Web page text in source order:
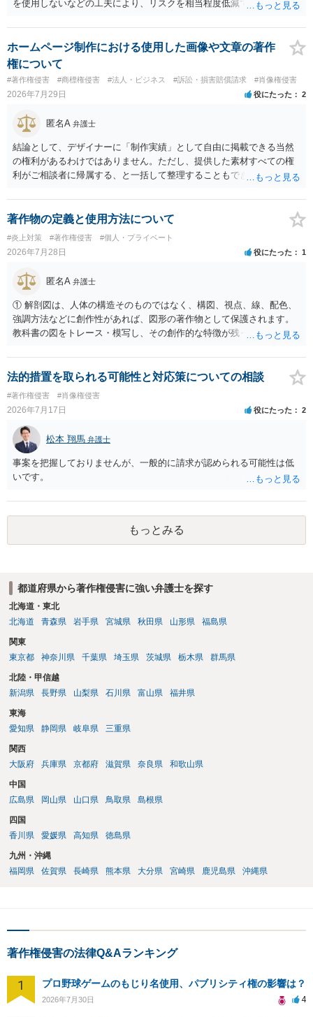
を使用しないなどの工夫により、リスクを相当程度低減できる設計に
推測できる」という点は、裁判で争われた場合に「専ら顧客吸引力の
利用を目的とする」と判断される余地を残すため、一定の注意が必要
です。 また、広告収益の有無は、侵害判断に一定の影響を与える可能
性がありますが、決定的要因ではありません。 パブリシティ権侵害の
成否は、主に「専ら顧客吸引力の利用を目的とするか」という点で判
断されます。広告収益があることは「商業的目的」を強く示す要素で
すが、それだけで直ちに侵害となるわけではありません。完全無償・
非営利であれば「表現の自由」「創作物」としての側面が強く評価さ
れる可能性があります。一方、広告収益がある場合は「商業利用」と
しての色彩が強まり、リスクが高まる可能性があります。 公開前に変
更・確認しておく事項については、公開の場でアドバイスするにも限
界があるかと思うので、資料等を持参の上、弁護士に相談されること
も一つかと存じます。
ホームページ制作における使用した画像や文章の著作
権について
#著作権侵害 #商標権侵害 #法人・ビジネス #訴訟・損害賠償請求 #肖像権侵害
2026年7月29日 役にたった 2
匿名A 弁護士
結論として、デザイナーに「制作実績」として自由に掲載できる当然
の権利があるわけではありません。ただし、提供した素材すべての権
利がご相談者に帰属する、と一括して整理することもできません。 ご
身が著作権者です。 他方、ブランド名、文字主体のロゴ、商品情報、
短いキャッチコピー、販売コンセプトなどは、通常、著作物には当た
りません。ただし、ロゴに独自の図形やイラスト等が含まれる場合に
は、その表現部分が著作物となる可能性があります。 また、人物写真
の著作権は撮影者に、肖像に関する権利は被写体本人に帰属します
（著作権法2条・17条）。 ウェブサイト全体に当然に著作権が生じる
わけではありません。デザイナーが独自に制作したイラストやバナー
等は別として、一般的なレイアウトや配色、依頼者から提供された素
材を希望に沿って配置した部分には、通常、著作物性は認められにく
いと考えられます。仮に具体的な画面構成の一部に創作性が認められ
ても、その権利は当該部分に限られ、ご相談者の写真や文章等を制作
実績として掲載する権限まで当然に生じるものではありません。 もっ
とも、契約書がなくても、見積書、メール、利用規約等に実績掲載へ
の同意があれば別です。また、単に制作を担当した事実を記載した
り、公開中のサイトへリンクしたりする行為まで当然に禁止できると
は限りません。 人物写真については、通常のSNSへの無断掲載と同
様、掲載目的、態様、必要性、本人の特定可能性等から判断されま
す。営業目的であり、本人も掲載を拒否していることは、違法性を認
める方向の事情となりますが、自動的に肖像権侵害となるわけではあ
りません。 まず、見積書、メール、チャット、デザイナーの利用規約
を確認したうえで、「提供素材及びこれを含む画面の複製・SNS掲載
著作物の定義と使用方法について
#炎上対策 #著作権侵害 #個人・プライベート
2026年7月28日 役にたった 1
匿名A 弁護士
① 解剖図は、人体の構造そのものではなく、構図、視点、線、配色、
強調方法などに創作性があれば、図形の著作物として保護されます。
教科書の図をトレース・模写し、その創作的な特徴が残っていれば、
も、SNSへの公開は私的使用には当たりません。 ② 出典を記載するだ
けでは、適法な引用にはなりません。自分の説明や批評が主で、図が
れ、必要な範囲に限られていることなどが必要です。勉強ノートの教
材として図そのものを中心的に掲載する場合、引用と認められにくい
でしょう。 文章についても、単に所々表現を変えただけで適法になる
とは限りません。医学上の事実を理解したうえで、ご自身の表現と構
成でまとめる必要があります。 安全にSNSで公開するには、教科書の
図をトレース・模写した部分は掲載せず、人体の構造という事実を基
に、自分で構図や表現を工夫して作図する方法が考えられます。ま
た、改変・SNS掲載が認められたオープンライセンス素材を、利用条
件に従って使う方法もあります。トレースした図を残したい場合は、
自分だけの学習用にとどめるのが安全です。
法的措置を取られる可能性と対応策についての相談
#著作権侵害 #肖像権侵害
2026年7月17日 役にたった 2
松本 翔馬 弁護士
事案を把握しておりませんが、一般的に請求が認められる可能性は低
いです。
もっとみる
都道府県から著作権侵害に強い弁護士を探す
北海道・東北
北海道
青森県 岩手県 宮城県 秋田県 山形県 福島県
関東
東京都
神奈川県 千葉県 埼玉県 茨城県 栃木県 群馬県
北陸・甲信越
新潟県
長野県 山梨県 石川県 富山県 福井県
東海
愛知県
静岡県 岐阜県 三重県
関西
大阪府
兵庫県 京都府 滋賀県 奈良県 和歌山県
中国
広島県
岡山県 山口県 鳥取県 島根県
四国
香川県
愛媛県 高知県 徳島県
九州・沖縄
福岡県
佐賀県 長崎県 熊本県 大分県 宮崎県 鹿児島県 沖縄県
著作権侵害の法律Q&Aランキング
1 プロ野球ゲームのもじり名使用、パブリシティ権の影響は？
2026年7月30日 4